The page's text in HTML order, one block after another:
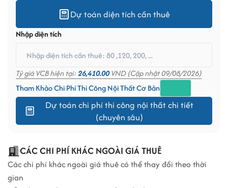
Dự toán diện tích cần thuê
Nhập diện tích
Tỷ giá VCB hiện tại:26,410.00VND (Cập nhật 09/08/2026)
Tham Khảo Chi Phí Thi Công Nội Thất Cơ Bản
Dự toán chi phí thi công nội thất chi tiết
(chuyên sâu)
CÁC CHI PHÍ KHÁC NGOÀI GIÁ THUÊ
Các chi phí khác ngoài giá thuê có thể thay đổi theo thời
gian